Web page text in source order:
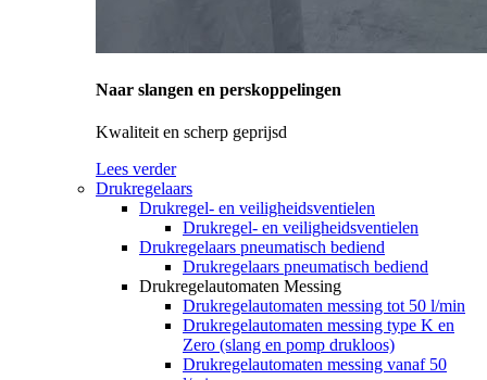
Naar slangen en perskoppelingen
Kwaliteit en scherp geprijsd
Lees verder
Drukregelaars
Drukregel- en veiligheidsventielen
Drukregel- en veiligheidsventielen
Drukregelaars pneumatisch bediend
Drukregelaars pneumatisch bediend
Drukregelautomaten Messing
Drukregelautomaten messing tot 50 l/min
Drukregelautomaten messing type K en
Zero (slang en pomp drukloos)
Drukregelautomaten messing vanaf 50